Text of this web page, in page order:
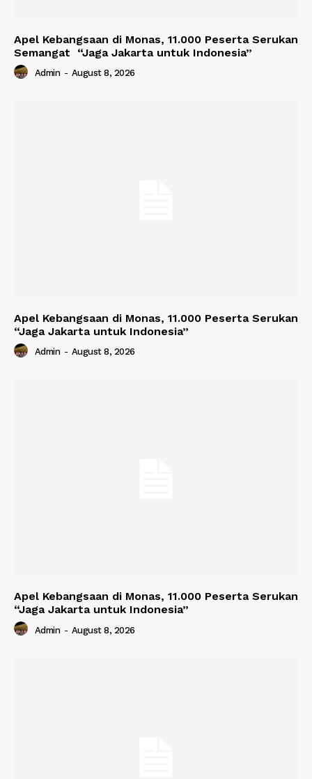
Apel Kebangsaan di Monas, 11.000 Peserta Serukan
Semangat “Jaga Jakarta untuk Indonesia”
Admin - August 8, 2026
Apel Kebangsaan di Monas, 11.000 Peserta Serukan
“Jaga Jakarta untuk Indonesia”
Admin - August 8, 2026
Apel Kebangsaan di Monas, 11.000 Peserta Serukan
“Jaga Jakarta untuk Indonesia”
Admin - August 8, 2026